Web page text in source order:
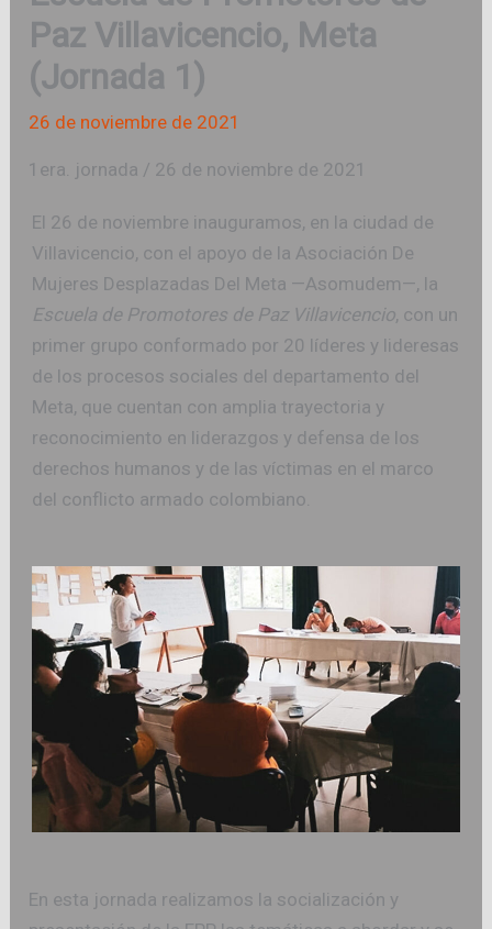
Paz Villavicencio, Meta
(Jornada 1)
26 de noviembre de 2021
1era. jornada / 26 de noviembre de 2021
El 26 de noviembre inauguramos, en la ciudad de
Villavicencio, con el apoyo de la Asociación De
Mujeres Desplazadas Del Meta —Asomudem—, la
Escuela de Promotores de Paz Villavicencio, con un
primer grupo conformado por 20 líderes y lideresas
de los procesos sociales del departamento del
Meta, que cuentan con amplia trayectoria y
reconocimiento en liderazgos y defensa de los
derechos humanos y de las víctimas en el marco
del conflicto armado colombiano.
En esta jornada realizamos la socialización y